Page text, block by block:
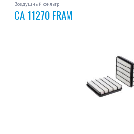
Воздушный фильтр
CA 11270 FRAM